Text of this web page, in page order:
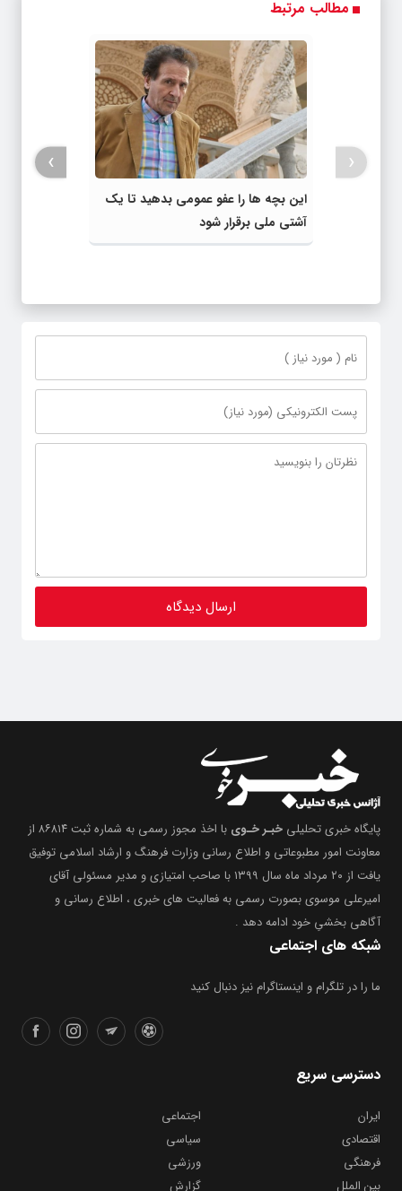
این بچه ها را عفو عمومی بدهید تا یک
آشتی ملی برقرار شود
‹
›
پایگاه خبری تحلیلیخبـر خـوی
معاونت امور مطبوعاتی و اطلاع رسانی وزارت فرهنگ و ارشاد اسلامی توفیق
یافت از ۲۰ مرداد ماه سال ۱۳۹۹ با صاحب امتیازی و مدیر مسئولی آقای
امیرعلی موسوی بصورت رسمی به فعالیت های خبری ، اطلاع رسانی و
آگاهی بخشیِ خود ادامه دهد .
شبکه های اجتماعی
اقتصادی
سیاسی
فرهنگی
ورزشی
بین الملل
گزارش
یادداشت